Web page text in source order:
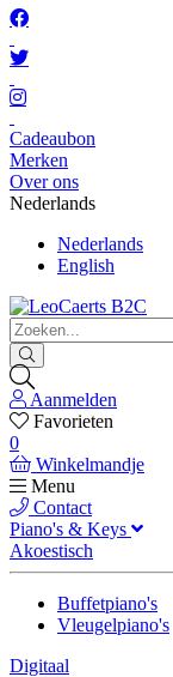
Cadeaubon
Merken
Over ons
Nederlands
Nederlands
English
Aanmelden
Favorieten
0
Winkelmandje
Menu
Contact
Piano's & Keys
Akoestisch
Buffetpiano's
Vleugelpiano's
Digitaal